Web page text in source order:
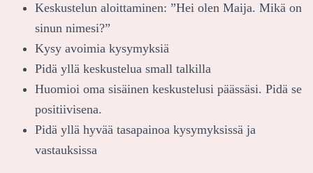
Keskustelun aloittaminen: ”Hei olen Maija. Mikä on
sinun nimesi?”
Kysy avoimia kysymyksiä
Pidä yllä keskustelua small talkilla
Huomioi oma sisäinen keskustelusi päässäsi. Pidä se
positiivisena.
Pidä yllä hyvää tasapainoa kysymyksissä ja
vastauksissa